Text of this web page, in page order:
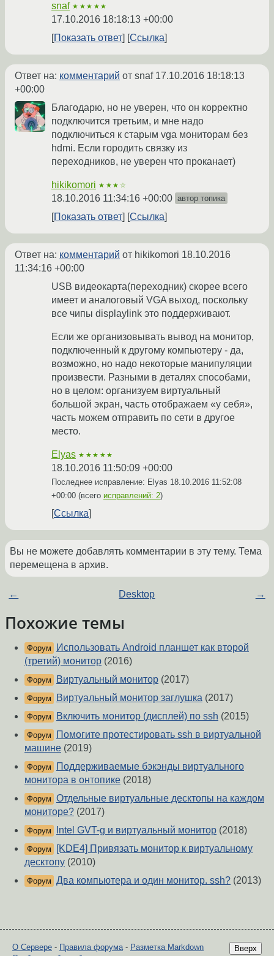
snaf ★★★★★
17.10.2016 18:18:13 +00:00
Показать ответ
Ссылка
Ответ на: комментарий от snaf 17.10.2016 18:18:13
+00:00
Благодарю, но не уверен, что он корректно
подключится третьим, и мне надо
подключиться к старым vga мониторам без
hdmi. Если городить связку из
переходников, не уверен что проканает)
hikikomori ★★★☆
18.10.2016 11:34:16 +00:00 автор топика
Показать ответ Ссылка
Ответ на: комментарий от hikikomori 18.10.2016
11:34:16 +00:00
USB видеокарта(переходник) скорее всего
имеет и аналоговый VGA выход, поскольку
все чипы displaylink это поддерживают.
Если же организовывать вывод на монитор,
подключенный к другому компьютеру - да,
возможно, но надо некоторые манипуляции
произвести. Разными в деталях способами,
но в целом: организуем виртуальный
большой экран, часть отображаем «у себя»,
часть можем отправить по сети в другое
место.
Elyas ★★★★★
18.10.2016 11:50:09 +00:00
Последнее исправление: Elyas 18.10.2016 11:52:08
+00:00 (всего исправлений: 2)
Ссылка
Вы не можете добавлять комментарии в эту тему. Тема
перемещена в архив.
← Desktop →
Похожие темы
Форум
Использовать Android планшет как второй
(третий) монитор (2016)
Форум Виртуальный монитор (2017)
Форум Виртуальный монитор заглушка (2017)
Форум Включить монитор (дисплей) по ssh (2015)
Форум
Помогите протестировать ssh в виртуальной
машине (2019)
Форум
Поддерживаемые бэкэнды виртуального
монитора в онтопике (2018)
Форум Отдельные виртуальные десктопы на каждом
мониторе? (2017)
Форум Intel GVT-g и виртуальный монитор (2018)
Форум
[KDE4] Привязать монитор к виртуальному
десктопу (2010)
Форум Два компьютера и один монитор. ssh? (2013)
Вверх
О Сервере - Правила форума- Разметка Markdown